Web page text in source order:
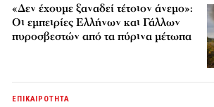
«Δεν έχουμε ξαναδεί τέτοιον άνεμο»:
Οι εμπειρίες Ελλήνων και Γάλλων
πυροσβεστών από τα πύρινα μέτωπα
ΕΠΙΚΑΙΡΟΤΗΤΑ